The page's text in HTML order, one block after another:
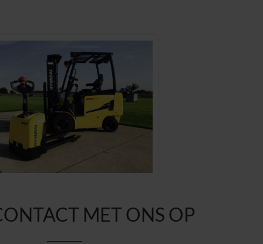
MET ONS OP